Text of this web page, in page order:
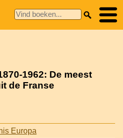
1962: De meest
de Franse
Europa